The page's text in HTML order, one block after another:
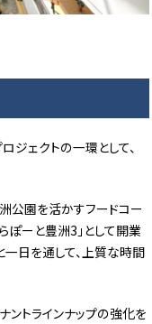
ェクトの一環として、
公園を活かすフードコー
ぽーと豊洲3」として開業
一日を通して、上質な時間
トラインナップの強化を